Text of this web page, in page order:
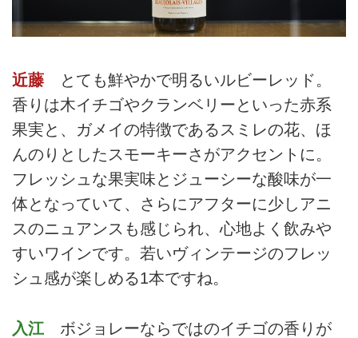
近藤 とても鮮やかで明るいルビーレッド。
香りは木イチゴやクランベリーといった赤系
果実と、ガメイの特徴であるスミレの花、ほ
んのりとしたスモーキーさがアクセントに。
フレッシュな果実味とジューシーな酸味が一
体となっていて、さらにアフターに少しアニ
スのニュアンスも感じられ、心地よく飲みや
すいワインです。若いヴィンテージのフレッ
シュ感が楽しめる1本ですね。
入江 ボジョレーならではのイチゴの香りが